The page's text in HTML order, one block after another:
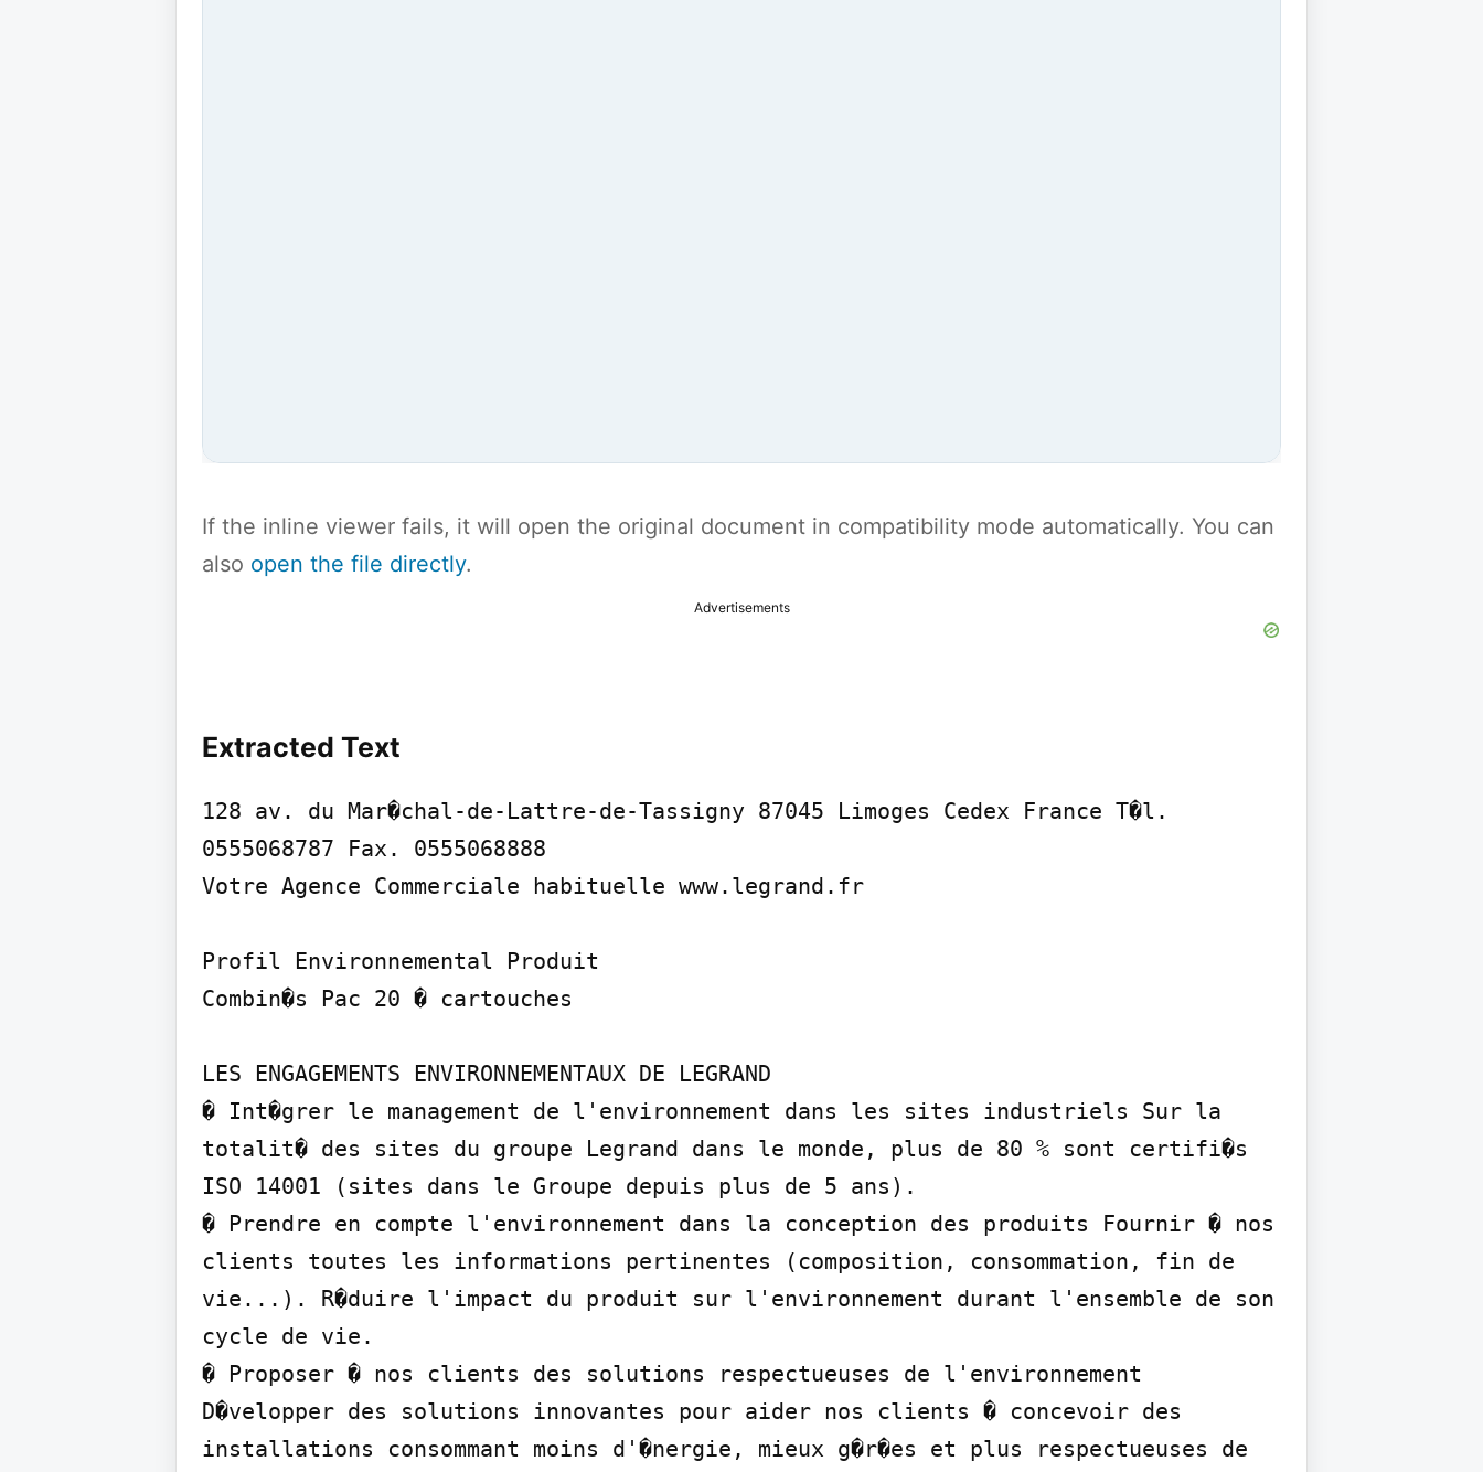
If the inline viewer fails, it will open the original document in compatibility mode automatically. You can
also open the file directly.
Advertisements
Extracted Text
128 av. du Mar�chal-de-Lattre-de-Tassigny 87045 Limoges Cedex France T�l.
0555068787 Fax. 0555068888
Votre Agence Commerciale habituelle www.legrand.fr
Profil Environnemental Produit
Combin�s Pac 20 � cartouches
LES ENGAGEMENTS ENVIRONNEMENTAUX DE LEGRAND
� Int�grer le management de l'environnement dans les sites industriels Sur la
totalit� des sites du groupe Legrand dans le monde, plus de 80 % sont certifi�s
ISO 14001 (sites dans le Groupe depuis plus de 5 ans).
� Prendre en compte l'environnement dans la conception des produits Fournir � nos
clients toutes les informations pertinentes (composition, consommation, fin de
vie...). R�duire l'impact du produit sur l'environnement durant l'ensemble de son
cycle de vie.
� Proposer � nos clients des solutions respectueuses de l'environnement
D�velopper des solutions innovantes pour aider nos clients � concevoir des
installations consommant moins d'�nergie, mieux g�r�es et plus respectueuses de